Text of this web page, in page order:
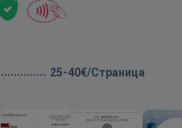
25-40€/Страница